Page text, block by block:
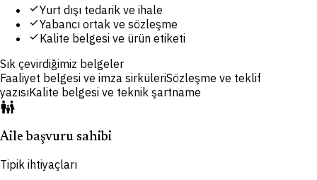
checkYurt dışı tedarik ve ihale
checkYabancı ortak ve sözleşme
checkKalite belgesi ve ürün etiketi
Sık çevirdiğimiz belgeler
Faaliyet belgesi ve imza sirküleriSözleşme ve teklif
yazısıKalite belgesi ve teknik şartname
family_restroom
Aile başvuru sahibi
Tipik ihtiyaçları